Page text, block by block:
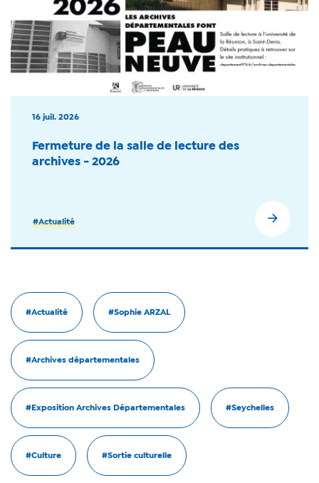
16 juil. 2026
Fermeture de la salle de lecture des
archives - 2026
#Actualité
#Actualité #Sophie ARZAL
#Archives départementales
#Exposition Archives Départementales #Seychelles
#Culture #Sortie culturelle